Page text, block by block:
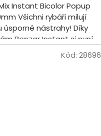
Instant Bicolor Popup
Všichni rybáři milují
úsporné nástrahy! Díky
Benzar Instant si nyní
vyzkoušet několik
Kód: 28696